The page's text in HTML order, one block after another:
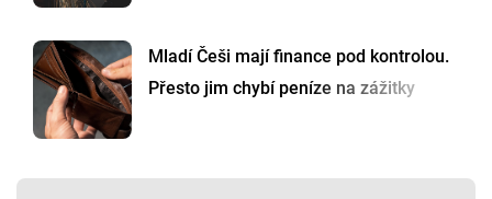
Mladí Češi mají finance pod kontrolou.
Přesto jim chybí peníze na zážitky